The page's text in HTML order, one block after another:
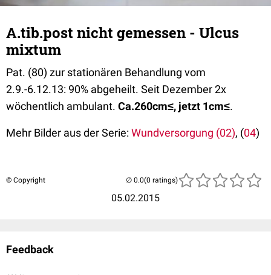
A.tib.post nicht gemessen - Ulcus
mixtum
Pat. (80) zur stationären Behandlung vom
2.9.-6.12.13: 90% abgeheilt. Seit Dezember 2x
wöchentlich ambulant. Ca.260cm≤, jetzt 1cm≤.
Mehr Bilder aus der Serie:Wundversorgung (02), (04)
© Copyright
05.02.2015
(0 ratings)
Feedback